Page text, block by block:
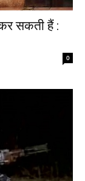
कर सकती हैं :
0